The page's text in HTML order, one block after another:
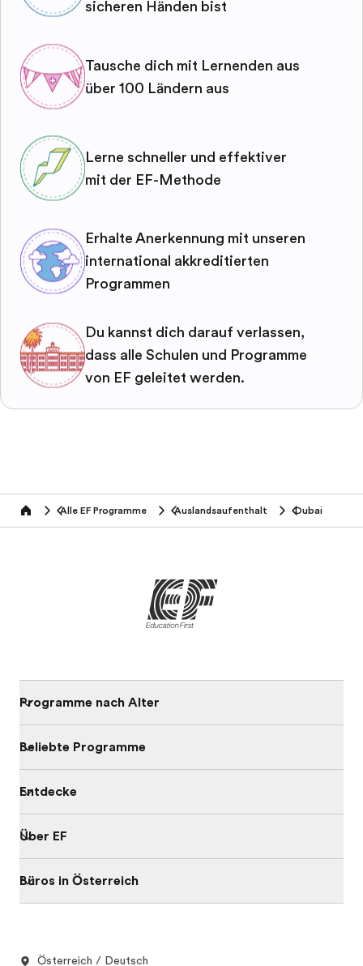
sicheren Händen bist
Tausche dich mit Lernenden aus
über 100 Ländern aus
Lerne schneller und effektiver
mit der EF-Methode
Erhalte Anerkennung mit unseren
international akkreditierten
Programmen
Du kannst dich darauf verlassen,
dass alle Schulen und Programme
von EF geleitet werden.
home Alle EF Programme Auslandsaufenthalt Dubai
Programme nach Alter
Beliebte Programme
Entdecke
Über EF
Büros in Österreich
Österreich / Deutsch